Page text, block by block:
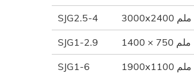
SJG2.5-4 3000x2400 ملم
SJG1-2.9 1400 × 750 ملم
SJG1-6 1900x1100 ملم